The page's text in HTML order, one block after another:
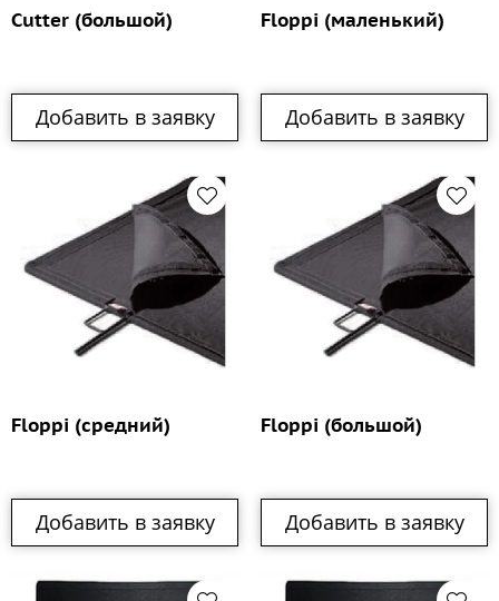
Cutter (большой)
Добавить в заявку
Floppi (маленький)
Добавить в заявку
Floppi (средний)
Добавить в заявку
Floppi (большой)
Добавить в заявку